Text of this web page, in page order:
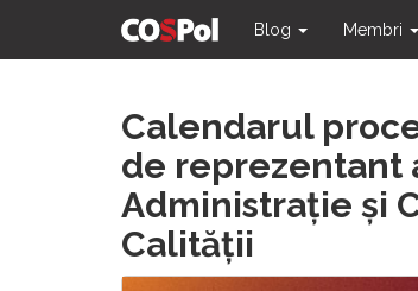
Blog Membri
Calendarul
de reprezentant
Administrație și
Calității